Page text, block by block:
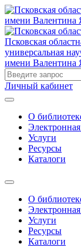
Псковская
универсальная
имени Валентина
Личный кабинет
О
Услуги
Ресурсы
Каталоги
О
Услуги
Ресурсы
Каталоги